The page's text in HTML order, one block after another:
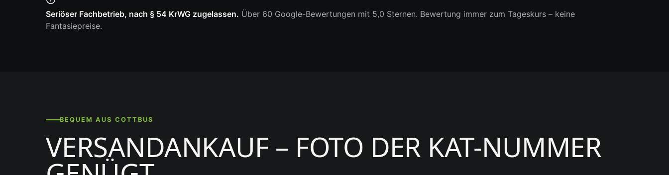
Seriöser Fachbetrieb, nach § 54 KrWG zugelassen. Über 60 Google-Bewertungen mit 5,0 Sternen. Bewertung immer zum Tageskurs – keine
Fantasiepreise.
BEQUEM AUS COTTBUS
VERSANDANKAUF – FOTO DER KAT-NUMMER